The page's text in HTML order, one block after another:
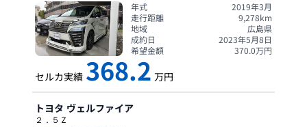
年式
2019年3月
走行距離
9,278km
地域
広島県
成約日
2023年5月8日
希望金額
370.0万円
セルカ実績 368.2 万円
トヨタ ヴェルファイア
２．５Ｚ